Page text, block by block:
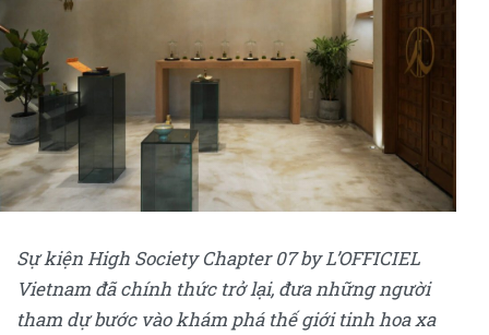
Sự kiện High Society Chapter 07 by L’OFFICIEL
Vietnam đã chính thức trở lại, đưa những người
tham dự bước vào khám phá thế giới tinh hoa xa